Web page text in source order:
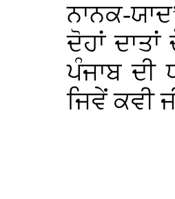
ਨਾਨਕ-
ਦੋਹਾਂ
ਪੰਜਾਬ ਦੀ
ਜਿਵੇਂ ਕਵੀ